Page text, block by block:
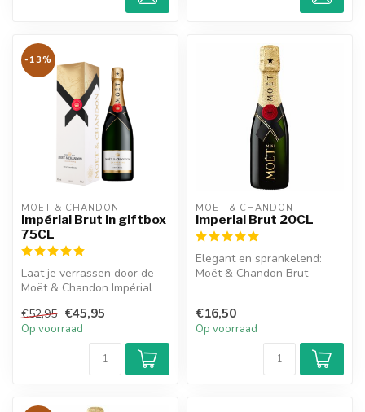
-13%
MOËT & CHANDON
Impérial Brut in giftbox
75CL
Laat je verrassen door de
Moët & Chandon Impérial
€52,95 €45,95
Op voorraad
MOËT & CHANDON
Imperial Brut 20CL
Elegant en sprankelend:
Moët & Chandon Brut
€16,50
Op voorraad